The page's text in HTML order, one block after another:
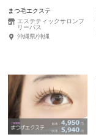
まつ毛エクステ
エステティックサロンフ
リーパス
沖縄県/沖縄